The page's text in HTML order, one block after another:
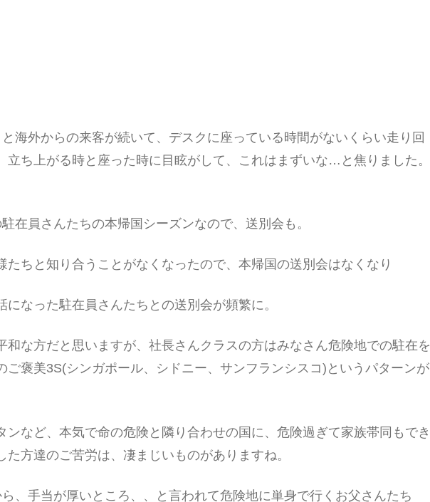
海外からの来客が続いて、デスクに座っている時間がないくらい走り回
立ち上がる時と座った時に目眩がして、これはまずいな…と焦りました。
在員さんたちの本帰国シーズンなので、送別会も。
たちと知り合うことがなくなったので、本帰国の送別会はなくなり
になった駐在員さんたちとの送別会が頻繁に。
和な方だと思いますが、社長さんクラスの方はみなさん危険地での駐在を
ご褒美3S(シンガポール、シドニー、サンフランシスコ)というパターンが
ンなど、本気で命の危険と隣り合わせの国に、危険過ぎて家族帯同もでき
た方達のご苦労は、凄まじいものがありますね。
、手当が厚いところ、、と言われて危険地に単身で行くお父さんたち